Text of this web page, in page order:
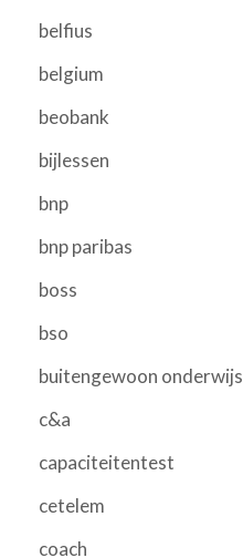
belfius
belgium
beobank
bijlessen
bnp
bnp paribas
boss
bso
buitengewoon onderwijs
c&a
capaciteitentest
cetelem
coach